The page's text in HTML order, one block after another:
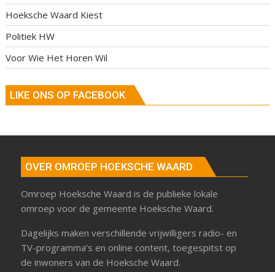
Hoeksche Waard Kiest
Politiek HW
Voor Wie Het Horen Wil
LIKE ONS OP FACEBOOK
OVER OMROEP HOEKSCHE WAARD
Omroep Hoeksche Waard is de publieke lokale
omroep voor de gemeente Hoeksche Waard.
Dagelijks maken verschillende vrijwilligers radio- en
TV-programma’s en online content, toegespitst op
de inwoners van de Hoeksche Waard.